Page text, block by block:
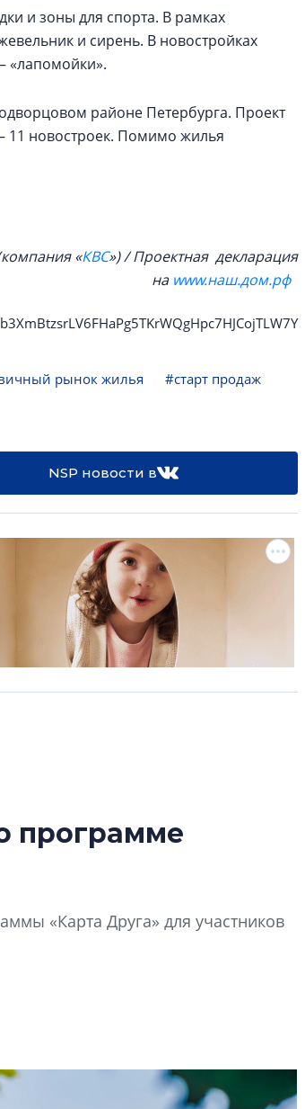
и зоны для спорта. В рамках
и сирень. В новостройках
«лапомойки».
районе Петербурга. Проект
11 новостроек. Помимо жилья
«КВС») / Проектная декларация
на www.наш.дом.рф
рынок жилья
#старт продаж
NSP новости в
программе
«Карта Друга» для участников
Девелопер
апарты, которые